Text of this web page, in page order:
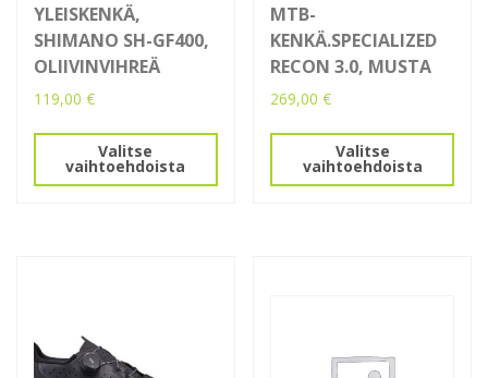
YLEISKENKÄ,
SHIMANO SH-GF400,
OLIIVINVIHREÄ
119,00 €
Valitse
vaihtoehdoista
Tällä
tuotteella
on
tuotteen
sivulla.
MTB-
KENKÄ.SPECIALIZED
RECON 3.0, MUSTA
269,00€
Valitse
vaihtoehdoista
Tällä
tuotteella
on